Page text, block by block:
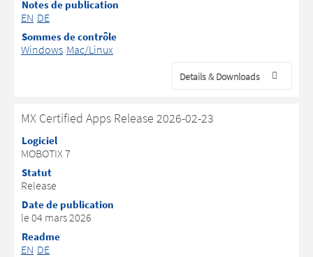
Notes de publication
EN DE
Sommes de contrôle
Windows Mac/Linux
Details & Downloads
MX Certified Apps Release 2026-02-23
Logiciel
MOBOTIX 7
Statut
Release
Date de publication
le 04 mars 2026
Readme
EN DE